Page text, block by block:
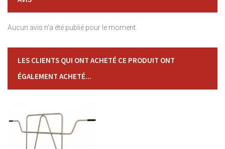
Aucun avis n'a été publié pour le moment.
LES CLIENTS QUI ONT ACHETÉ CE PRODUIT ONT
ÉGALEMENT ACHETÉ...